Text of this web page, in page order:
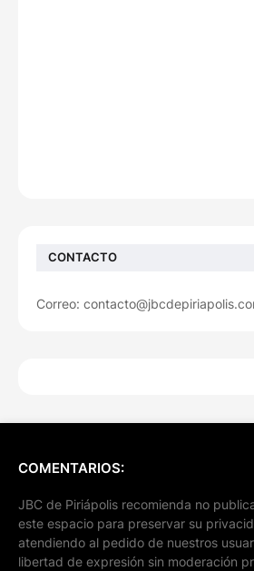
CONTACTO
Correo:
COMENTARIOS:
JBC de Piriápolis recomienda no
este espacio para preservar su
atendiendo al pedido de nuestros
libertad de expresión sin moderación